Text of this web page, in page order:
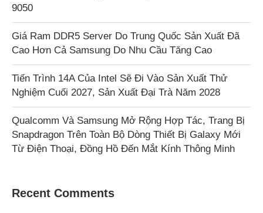
9050
Giá Ram DDR5 Server Do Trung Quốc Sản Xuất Đã
Cao Hơn Cả Samsung Do Nhu Cầu Tăng Cao
Tiến Trình 14A Của Intel Sẽ Đi Vào Sản Xuất Thử
Nghiệm Cuối 2027, Sản Xuất Đại Trà Năm 2028
Qualcomm Và Samsung Mở Rộng Hợp Tác, Trang Bị
Snapdragon Trên Toàn Bộ Dòng Thiết Bị Galaxy Mới
Từ Điện Thoại, Đồng Hồ Đến Mắt Kính Thông Minh
Recent Comments